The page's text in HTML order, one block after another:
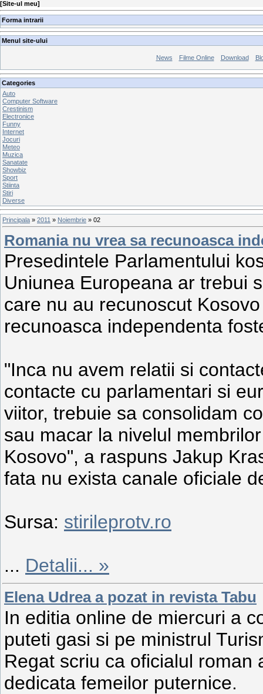
[Site-ul meu]
Forma intrarii
Menul site-ului
News Filme Online Download
Categories
Auto
Computer Software
Crestinism
Electronice
Funny
Internet
Jocuri
Meteo
Muzica
Sanatate
Showbiz
Sport
Stiinta
Stiri
Diverse
Principala » 2011 » Noiembrie » 02
Romania nu vrea sa recunoasca
Presedintele Parlamentului
Uniunea Europeana ar trebui
care nu au recunoscut
recunoasca independenta
"Inca nu avem relatii si
contacte cu parlamentari si
viitor, trebuie sa consolidam
sau macar la nivelul
Kosovo", a raspuns Jakup
fata nu exista canale oficiale
Sursa: stirileprotv.ro
... Detalii... »
Elena Udrea a pozat in revista Tabu
In editia online de miercuri a
puteti gasi si pe ministrul
Regat scriu ca oficialul roman
dedicata femeilor puternice.